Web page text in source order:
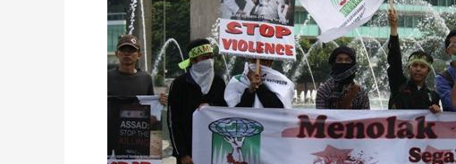
Galang
Solidaritas
Dunia
untuk
Perdamaian
Suriah